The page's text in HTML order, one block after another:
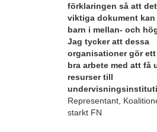
förklaringen så att
viktiga dokument
barn i mellan- och
Jag tycker att dessa
organisationer gör
bra arbete med att få
resurser till
Representant,
starkt FN